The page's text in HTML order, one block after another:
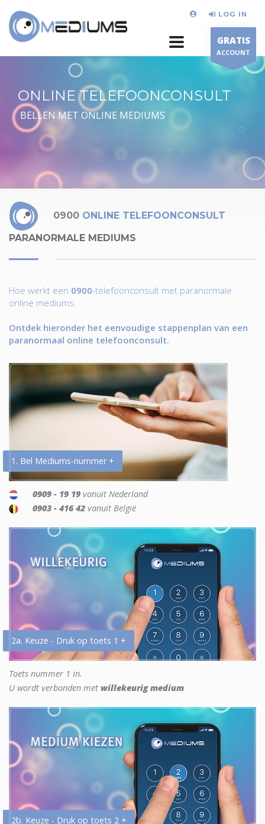
LOG IN
GRATIS
ACCOUNT
ONLINE TELEFOONCONSULT
BELLEN MET ONLINE MEDIUMS
0900 ONLINE TELEFOONCONSULT
PARANORMALE MEDIUMS
Hoe werkt een 0900-telefoonconsult met paranormale
online mediums.
Ontdek hieronder het eenvoudige stappenplan van een
paranormaal online telefoonconsult.
1. Bel Mediums-nummer +
0909 - 19 19 vanuit Nederland
0903 - 416 42 vanuit België
2a. Keuze - Druk op toets 1 +
Toets nummer 1 in.
U wordt verbonden met willekeurig medium
2b. Keuze - Druk op toets 2 +